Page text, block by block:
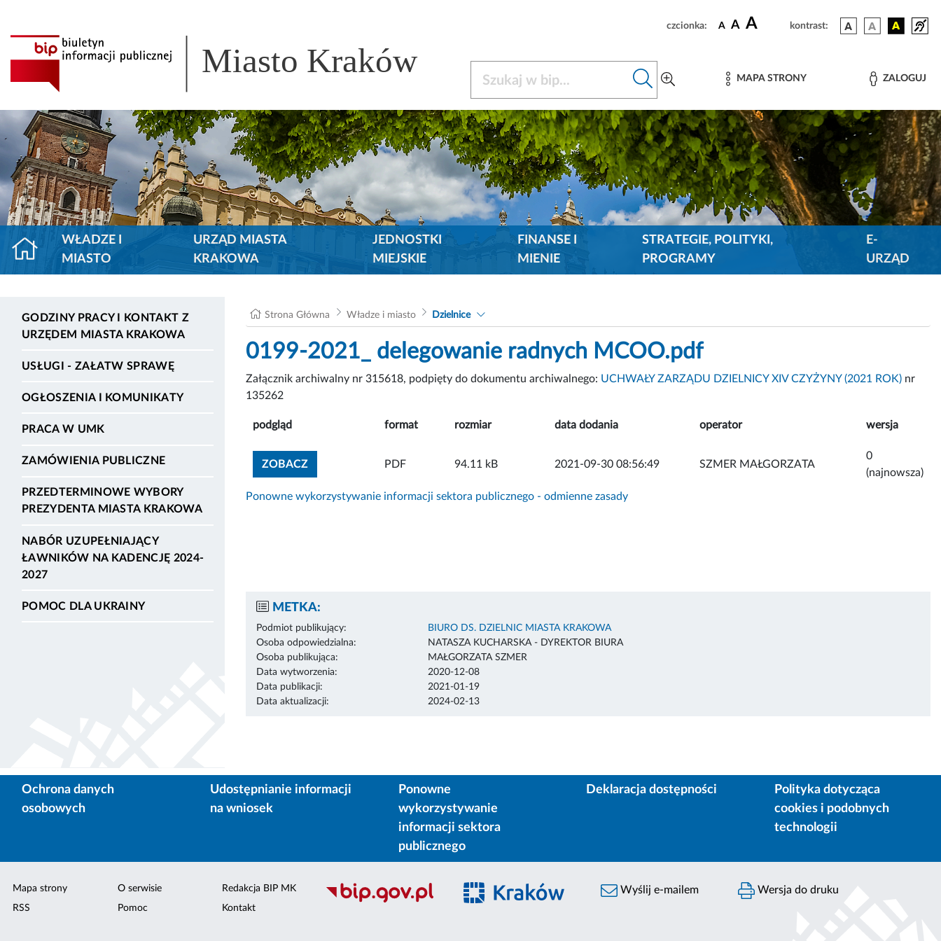
czcionka: A A A kontrast:
Miasto Kraków MAPA STRONY ZALOGUJ
WŁADZE I
MIASTO
URZĄD MIASTA
KRAKOWA
JEDNOSTKI
MIEJSKIE
FINANSE I
MIENIE
STRATEGIE, POLITYKI,
PROGRAMY
E-
URZĄD
GODZINY PRACY I KONTAKT Z
URZĘDEM MIASTA KRAKOWA
USŁUGI - ZAŁATW SPRAWĘ
OGŁOSZENIA I KOMUNIKATY
PRACA W UMK
ZAMÓWIENIA PUBLICZNE
PRZEDTERMINOWE WYBORY
PREZYDENTA MIASTA KRAKOWA
NABÓR UZUPEŁNIAJĄCY
ŁAWNIKÓW NA KADENCJĘ 2024-
2027
POMOC DLA UKRAINY
Strona Główna Władze i miasto Dzielnice
0199-2021_ delegowanie radnych MCOO.pdf
Załącznik archiwalny nr 315618, podpięty do dokumentu archiwalnego: UCHWAŁY ZARZĄDU DZIELNICY XIV CZYŻYNY (2021 ROK) nr
135262
podgląd format rozmiar data dodania operator wersja
ZOBACZZOBACZ ZAŁĄCZNIK
PDF 94.11 kB 2021-09-30 08:56:49 SZMER MAŁGORZATA
0
(najnowsza)
Ponowne wykorzystywanie informacji sektora publicznego - odmienne zasady
METKA:
Podmiot publikujący:
BIURO DS. DZIELNIC MIASTA KRAKOWA
Osoba odpowiedzialna:
NATASZA KUCHARSKA - DYREKTOR BIURA
Osoba publikująca:
MAŁGORZATA SZMER
Data wytworzenia:
2020-12-08
Data publikacji:
2021-01-19
Data aktualizacji:
2024-02-13
Ochrona danych
osobowych
Udostępnianie informacji
na wniosek
Ponowne
wykorzystywanie
informacji sektora
publicznego
Deklaracja dostępności
Polityka dotycząca
cookies i podobnych
technologii
Mapa strony
RSS
O serwisie
Pomoc
Redakcja BIP MK
Kontakt
Wyślij e-mailem Wersja do druku